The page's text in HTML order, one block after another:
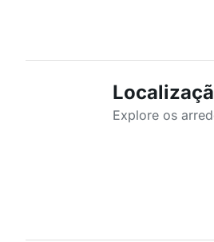
Explore os